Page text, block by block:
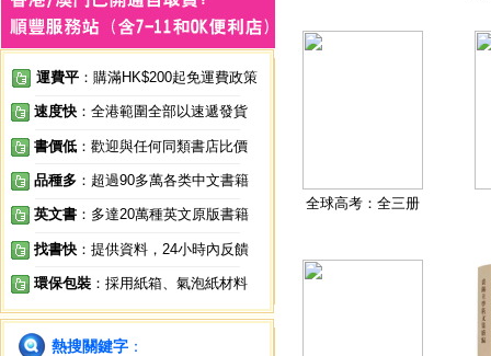
運費平 ：購滿HK$200起免運費政策
速度快 ：全港範圍全部以速遞發貨
書價低 ：歡迎與任何同類書店比價
品種多 ：超過90多萬各类中文書籍
英文書 ：多達20萬種英文原版書籍
找書快 ：提供資料，24小時內反饋
環保包裝 ：採用紙箱、氣泡紙材料
熱搜關鍵字 ：
全球高考：全三册